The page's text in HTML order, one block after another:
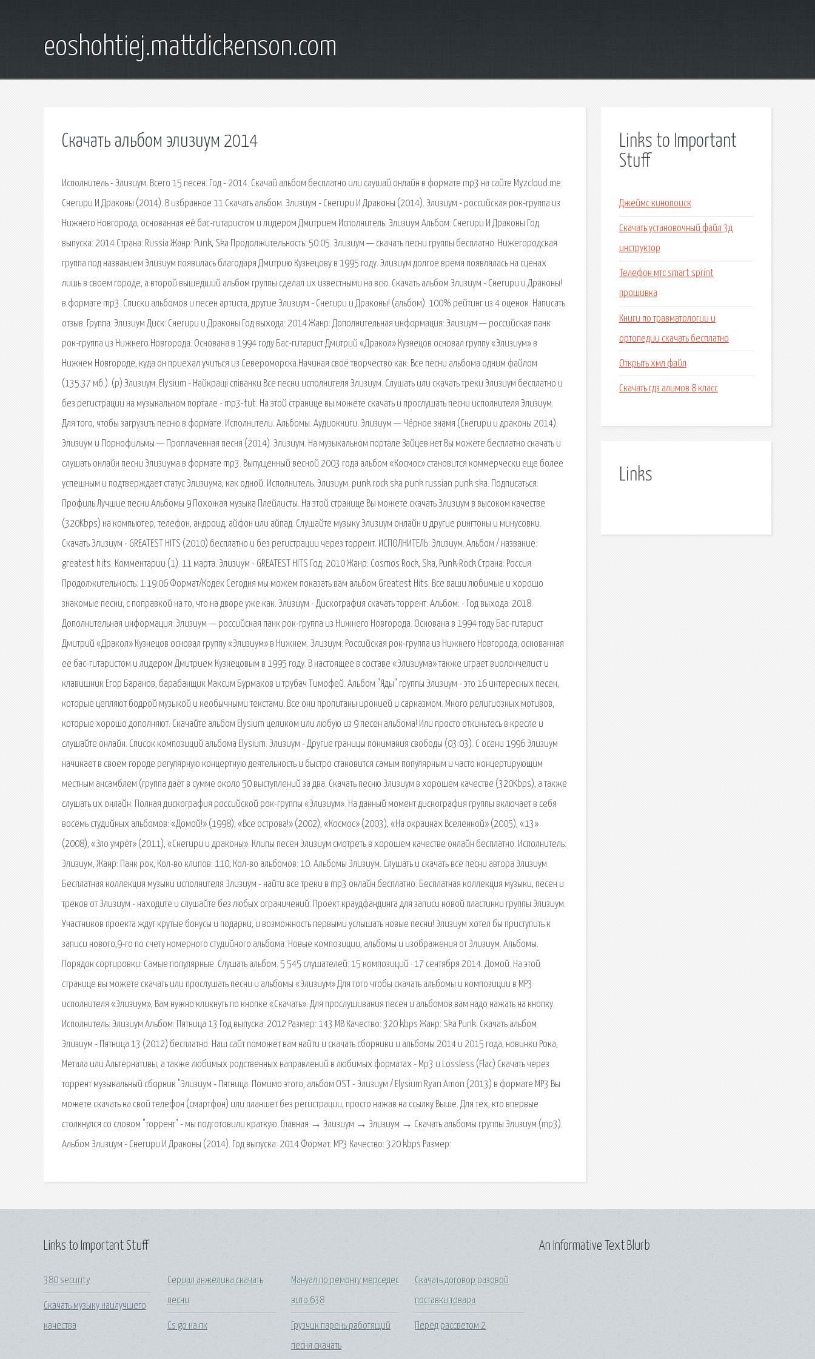
eoshohtiej.mattdickenson.com
Скачать альбом элизиум 2014
Исполнитель - Элизиум. Всего 15 песен. Год - 2014. Скачай альбом бесплатно или слушай онлайн в формате mp3 на сайте Myzcloud.me.
Снегири И Драконы (2014). В избранное 11 Скачать альбом. Элизиум - Снегири И Драконы (2014). Элизиум - российская рок-группа из
Нижнего Новгорода, основанная её бас-гитаристом и лидером Дмитрием Исполнитель: Элизиум Альбом: Снегири И Драконы Год
выпуска: 2014 Страна: Russia Жанр: Punk, Ska Продолжительность: 50:05. Элизиум — скачать песни группы бесплатно. Нижегородская
группа под названием Элизиум появилась благодаря Дмитрию Кузнецову в 1995 году. Элизиум долгое время появлялась на сценах
лишь в своем городе, а второй вышедший альбом группы сделал их известными на всю. Скачать альбом Элизиум - Снегири и Драконы!
в формате mp3. Списки альбомов и песен артиста, другие Элизиум - Снегири и Драконы! (альбом). 100% рейтинг из 4 оценок. Написать
отзыв. Группа: Элизиум Диск: Снегири и Драконы Год выхода: 2014 Жанр: Дополнительная информация: Элизиум — российская панк
рок-группа из Нижнего Новгорода. Основана в 1994 году Бас-гитарист Дмитрий «Дракол» Кузнецов основал группу «Элизиум» в
Нижнем Новгороде, куда он приехал учиться из Североморска.Начиная своё творчество как. Все песни альбома одним файлом
(135.37 мб.). (p) Элизиум. Elysium - Найкращi спiванки Все песни исполнителя Элизиум. Слушать или скачать треки Элизиум бесплатно и
без регистрации на музыкальном портале - mp3-tut. На этой странице вы можете скачать и прослушать песни исполнителя Элизиум.
Для того, чтобы загрузить песню в формате. Исполнители. Альбомы. Аудиокниги. Элизиум — Чёрное знамя (Снегири и драконы 2014).
Элизиум и Порнофильмы — Проплаченная песня (2014). Элизиум. На музыкальном портале Зайцев.нет Вы можете бесплатно скачать и
слушать онлайн песни Элизиума в формате mp3. Выпущенный весной 2003 года альбом «Космос» становится коммерчески еще более
успешным и подтверждает статус Элизиума, как одной. Исполнитель. Элизиум. punk rock ska punk russian punk ska. Подписаться.
Профиль Лучшие песни Альбомы 9 Похожая музыка Плейлисты. На этой странице Вы можете скачать Элизиум в высоком качестве
(320Kbps) на компьютер, телефон, андроид, айфон или айпад. Слушайте музыку Элизиум онлайн и другие рингтоны и минусовки.
Скачать Элизиум - GREATEST HITS (2010) бесплатно и без регистрации через торрент. ИСПОЛНИТЕЛЬ: Элизиум. Альбом / название:
greatest hits. Комментарии (1). 11 марта. Элизиум - GREATEST HITS Год: 2010 Жанр: Cosmos Rock, Ska, Punk-Rock Страна: Россия
Продолжительность: 1:19:06 Формат/Кодек Сегодня мы можем показать вам альбом Greatest Hits. Все ваши любимые и хорошо
знакомые песни, с поправкой на то, что на дворе уже как. Элизиум - Дискография скачать торрент. Альбом: - Год выхода: 2018.
Дополнительная информация: Элизиум — российская панк рок-группа из Нижнего Новгорода. Основана в 1994 году Бас-гитарист
Дмитрий «Дракол» Кузнецов основал группу «Элизиум» в Нижнем. Элизиум: Российская рок-группа из Нижнего Новгорода, основанная
её бас-гитаристом и лидером Дмитрием Кузнецовым в 1995 году. В настоящее в составе «Элизиума» также играет виолончелист и
клавишник Егор Баранов, барабанщик Максим Бурмаков и трубач Тимофей. Альбом "Яды" группы Элизиум - это 16 интересных песен,
которые цепляют бодрой музыкой и необычными текстами. Все они пропитаны иронией и сарказмом. Много религиозных мотивов,
которые хорошо дополняют. Скачайте альбом Elysium целиком или любую из 9 песен альбома! Или просто откиньтесь в кресле и
слушайте онлайн. Список композиций альбома Elysium. Элизиум - Другие границы понимания свободы (03:03). С осени 1996 Элизиум
начинает в своем городе регулярную концертную деятельность и быстро становится самым популярным и часто концертирующим
местным ансамблем (группа даёт в сумме около 50 выступлений за два. Скачать песню Элизиум в хорошем качестве (320Kbps), а также
слушать их онлайн. Полная дискография российской рок-группы «Элизиум». На данный момент дискография группы включает в себя
восемь студийных альбомов: «Домой!» (1998), «Все острова!» (2002), «Космос» (2003), «На окраинах Вселенной» (2005), «13»
(2008), «Зло умрёт» (2011), «Снегири и драконы». Клипы песен Элизиум смотреть в хорошем качестве онлайн бесплатно. Исполнитель:
Элизиум, Жанр: Панк рок, Кол-во клипов: 110, Кол-во альбомов: 10. Альбомы Элизиум. Слушать и скачать все песни автора Элизиум.
Бесплатная коллекция музыки исполнителя Элизиум - найти все треки в mp3 онлайн бесплатно. Бесплатная коллекция музыки, песен и
треков от Элизиум - находите и слушайте без любых ограничений. Проект краудфандинга для записи новой пластинки группы Элизиум.
Участников проекта ждут крутые бонусы и подарки, и возможность первыми услышать новые песни! Элизиум хотел бы приступить к
записи нового,9-го по счету номерного студийного альбома. Новые композиции, альбомы и изображения от Элизиум. Альбомы.
Порядок сортировки: Самые популярные. Слушать альбом. 5 545 слушателей. 15 композиций · 17 сентября 2014. Домой. На этой
странице вы можете скачать или прослушать песни и альбомы «Элизиум» Для того чтобы скачать альбомы и композиции в MP3
исполнителя «Элизиум», Вам нужно кликнуть по кнопке «Скачать». Для прослушивания песен и альбомов вам надо нажать на кнопку.
Исполнитель: Элизиум Альбом: Пятница 13 Год выпуска: 2012 Размер: 143 MB Качество: 320 kbps Жанр: Ska Punk. Скачать альбом
Элизиум - Пятница 13 (2012) бесплатно. Наш сайт поможет вам найти и скачать сборники и альбомы 2014 и 2015 года, новинки Рока,
Металa или Альтернативы, а также любимых родственных направлений в любимых форматах - Mp3 и Lossless (Flac) Скачать через
торрент музыкальный сборник "Элизиум - Пятница. Помимо этого, альбом OST - Элизиум / Elysium Ryan Amon (2013) в формате MP3 Вы
можете скачать на свой телефон (смартфон) или планшет без регистрации, просто нажав на ссылку Выше. Для тех, кто впервые
столкнулся со словом "торрент" - мы подготовили краткую. Главная → Элизиум → Элизиум → Скачать альбомы группы Элизиум (mp3).
Альбом Элизиум - Снегири И Драконы (2014). Год выпуска: 2014 Формат: MP3 Качество: 320 kbps Размер:
Links to Important
Stuff
Джеймс кинопоиск
Скачать установочный файл 3д
инструктор
Телефон мтс smart sprint
прошивка
Книги по травматологии и
ортопедии скачать бесплатно
Открыть хмл файл
Скачать гдз алимов 8 класс
Links
Links to Important Stuff
380 security
Скачать музыку наилучшего
качества
Сериал анжелика скачать
песни
Cs go на пк
Мануал по ремонту мерседес
вито 638
Грузчик парень работящий
песня скачать
Скачать договор разовой
поставки товара
Перед рассветом 2
An Informative Text Blurb